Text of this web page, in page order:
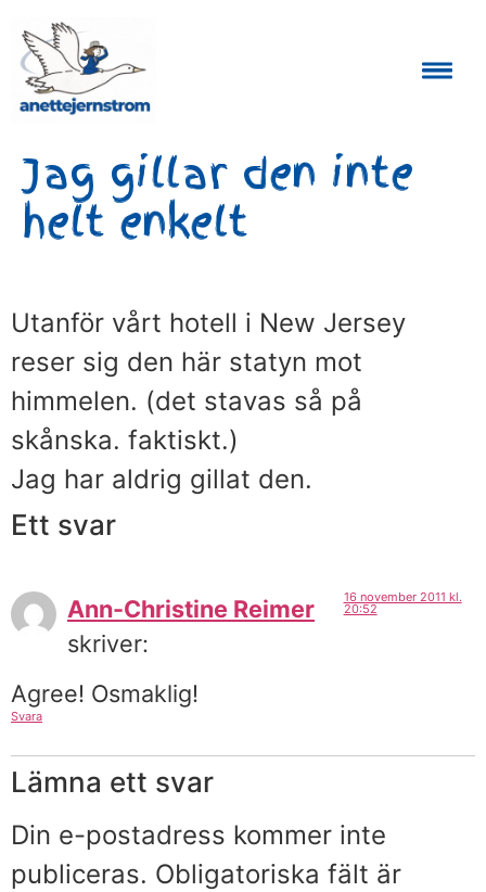
Jag gillar den inte
helt enkelt
Utanför vårt hotell i New Jersey
reser sig den här statyn mot
himmelen. (det stavas så på
skånska. faktiskt.)
Jag har aldrig gillat den.
Ett svar
Ann-Christine Reimer
skriver:
16 november 2011 kl.
20:52
Agree! Osmaklig!
Svara
Lämna ett svar
Din e-postadress kommer inte
publiceras. Obligatoriska fält är